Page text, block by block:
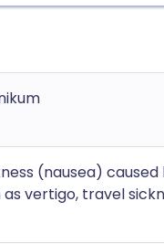
(nausea)
vertigo, travel